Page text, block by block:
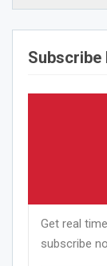
Subscribe
Get real
subscribe